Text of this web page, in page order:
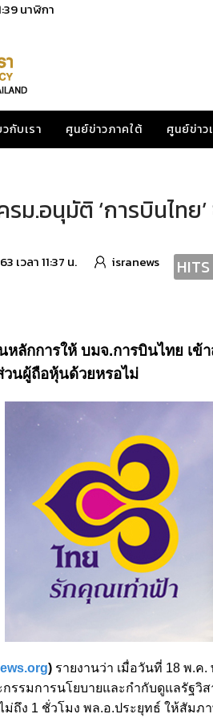
นาฬิกา
วกับเรา ศูนย์ข่าวภาคใต้ ศูนย์ข่าว
ม.อนุมัติ ‘การบินไท
เวลา 11:37 น. isranews HITS
วนผู้ถือหุ้นด้วยหรอไม่
)รายงานว่า เมื่อวันที่ 18 พ.ค